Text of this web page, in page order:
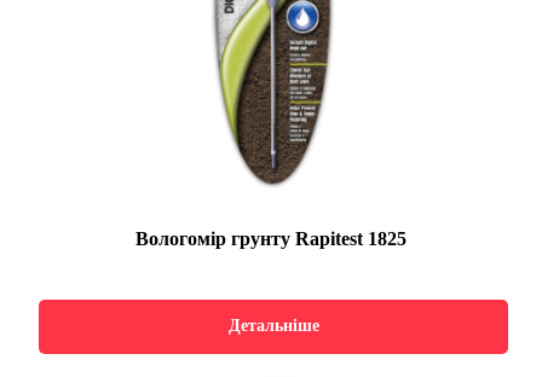
Вологомір грунту Rapitest 1825
Детальніше